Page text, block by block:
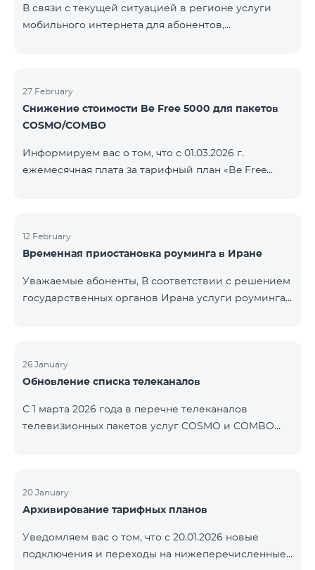
пакет COMBO 4 9900 также предоставляется со
скидкой 25% сроком на 12 месяцев. Кроме того, для
В связи с текущей ситуацией в регионе услуги
мобильного интернета для абонентов,
Дополнительная информация будет
предоставлена в случае изменения ситуации.
Благодарим за понимание.
27 February
Снижение стоимости Be Free 5000 для пакетов
COSMO/COMBO
Информируем вас о том, что с 01.03.2026 г.
ежемесячная плата за тарифный план «Be Free
тарифному плану могут все абоненты с активной
подпиской на пакеты услуг COSMO или COMBO. С
ознакомиться здесь.
12 February
Временная приостановка роуминга в Иране
Уважаемые абоненты, В соответствии с решением
государственных органов Ирана услуги роуминга
контролем нашей компании. В настоящее время
точные сроки восстановления услуг неизвестны.
предоставлена по мере изменения ситуации.
Благодарим за понимание.
26 January
Обновление списка телеканалов
С 1 марта 2026 года в перечне телеканалов
телевизионных пакетов услуг COSMO и COMBO
только в тех регионах, где их трансляция является
обязательной. Данные изменения реализуются в
телевизионной платформы и полностью
соответствуют нормам местного вещания.
20 January
Архивирование тарифных планов
Уведомляем вас о том, что с 20.01.2026 новые
подключения и переходы на нижеперечисленные